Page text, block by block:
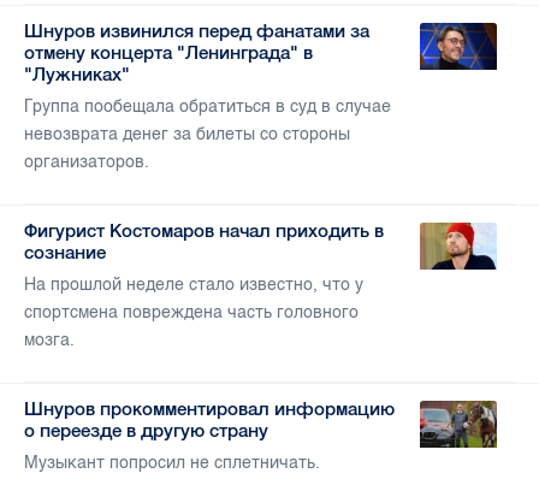
Шнуров извинился перед фанатами за
отмену концерта "Ленинграда" в
"Лужниках"
Группа пообещала обратиться в суд в случае
невозврата денег за билеты со стороны
организаторов.
Фигурист Костомаров начал приходить в
сознание
На прошлой неделе стало известно, что у
спортсмена повреждена часть головного
мозга.
Шнуров прокомментировал информацию
о переезде в другую страну
Музыкант попросил не сплетничать.